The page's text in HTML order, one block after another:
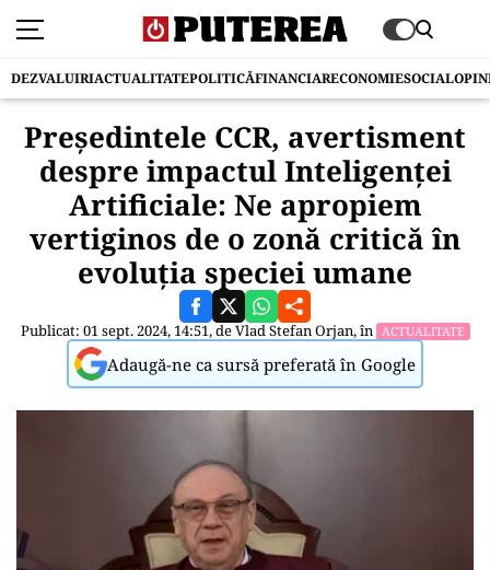
DEZVALUIRIACTUALITATEPOLITICĂFINANCIARECONOMIESOCIAL
Președintele CCR, avertisment
despre impactul Inteligenței
Artificiale: Ne apropiem
vertiginos de o zonă critică în
evoluția speciei umane
Publicat: 01 sept. 2024, 14:51, deVlad Stefan Orjan, în ACTUALITATE
Adaugă-ne ca sursă preferată în Google